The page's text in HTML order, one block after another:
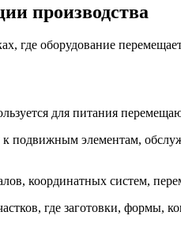
производства
где оборудование
для питания
к подвижным элементам,
координатных систем,
где заготовки,